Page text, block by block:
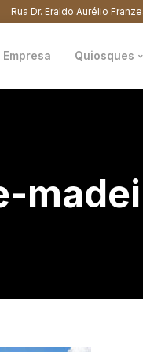
Rua Dr. Eraldo Aurélio
Empresa Quiosques